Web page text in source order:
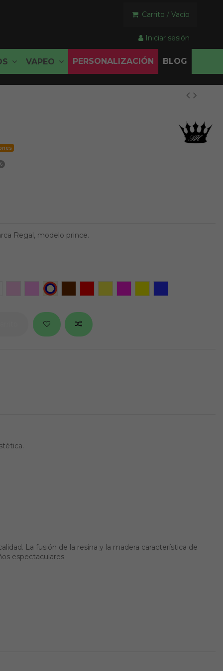
Carrito / Vacío
Iniciar sesión
VAPEO PERSONALIZACIÓN BLOG
Regal, modelo prince.
Hot PinkCotton Candy
USA
La fusión de la resina y la madera característica de
espectaculares.